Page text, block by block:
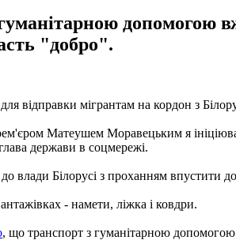
допомогою
"добро".
відправки мігрантам на кордон з
Матеушем Моравецьким я
держави в соцмережі.
влади Білорусі з проханням впустити
- намети, ліжка і ковдри.
, що транспорт з гуманітарною